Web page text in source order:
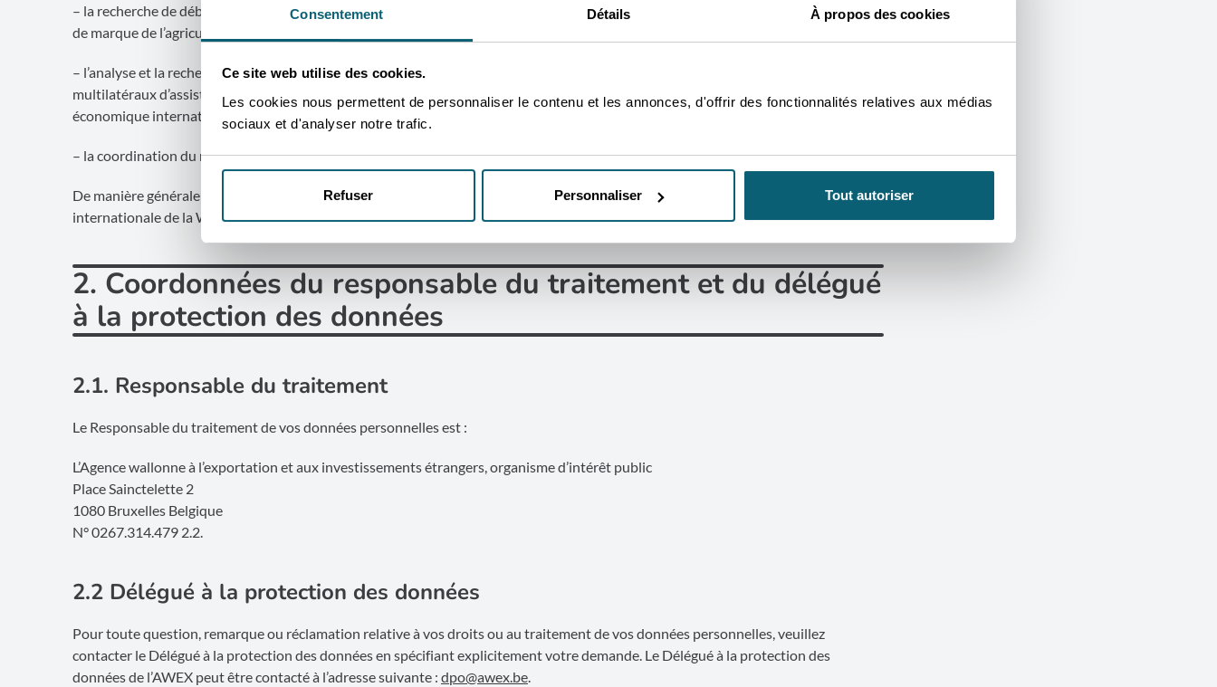
Consentement Détails À propos des cookies
Ce site web utilise des cookies.
Les cookies nous permettent de personnaliser le contenu et les annonces, d'offrir des fonctionnalités relatives aux médias
sociaux et d'analyser notre trafic.
Refuser Personnaliser Tout autoriser
– la recherche de débouchés extérieurs pour les produits agricoles et horticoles, y compris les produits agro-alimentaires et l’image
de marque de l’agriculture et de l’horticulture;
– l’analyse et la recherche des opportunités économiques et commerciales au profit des entreprises dans les programmes
multilatéraux d’assistance technique et financière mis en œuvre par les organismes internationaux, dans le cadre du partenariat
économique international; la recherche d’investisseurs étrangers;
– la coordination du réseau des Conseillers économiques et commerciaux de la Région wallonne.
De manière générale et transversale, l’AWEX est également chargée du développement de la visibilité et de la notoriété
internationale de la Wallonie vis-à-vis du public étranger.
2. Coordonnées du responsable du traitement et du délégué
à la protection des données
2.1. Responsable du traitement
Le Responsable du traitement de vos données personnelles est :
L’Agence wallonne à l’exportation et aux investissements étrangers, organisme d’intérêt public
Place Sainctelette 2
1080 Bruxelles Belgique
N° 0267.314.479 2.2.
2.2 Délégué à la protection des données
Pour toute question, remarque ou réclamation relative à vos droits ou au traitement de vos données personnelles, veuillez
contacter le Délégué à la protection des données en spécifiant explicitement votre demande. Le Délégué à la protection des
données de l’AWEX peut être contacté à l’adresse suivante : dpo@awex.be